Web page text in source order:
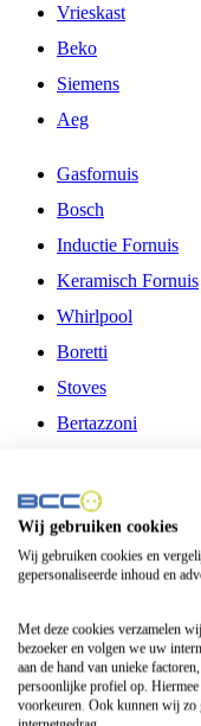
Vrieskast
Beko
Siemens
Aeg
Gasfornuis
Bosch
Inductie Fornuis
Keramisch Fornuis
Whirlpool
Boretti
Stoves
Bertazzoni
Fitelli
Airfryer
Frituurpan
Contactgrill
Broodbakmachine
Broodrooster
Wij gebruiken cookies
Wij gebruiken cookies en
gepersonaliseerde inhoud en
Met deze cookies verzamelen
bezoeker en volgen we uw
aan de hand van unieke
persoonlijke profiel op.
voorkeuren. Ook kunnen wij zo